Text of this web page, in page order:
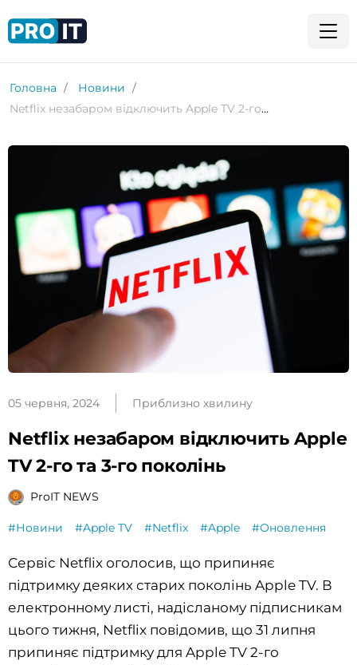
Головна
Новини
Netflix незабаром відключить Apple TV 2-го та 3-го поколінь
05 червня, 2024 Приблизно хвилину
Netflix незабаром відключить Apple
TV 2-го та 3-го поколінь
ProIT NEWS
#Новини #Apple TV #Netflix #Apple #Оновлення
Сервіс Netflix оголосив, що припиняє
підтримку деяких старих поколінь Apple TV. В
електронному листі, надісланому підписникам
цього тижня, Netflix повідомив, що 31 липня
припиняє підтримку для Apple TV 2-го